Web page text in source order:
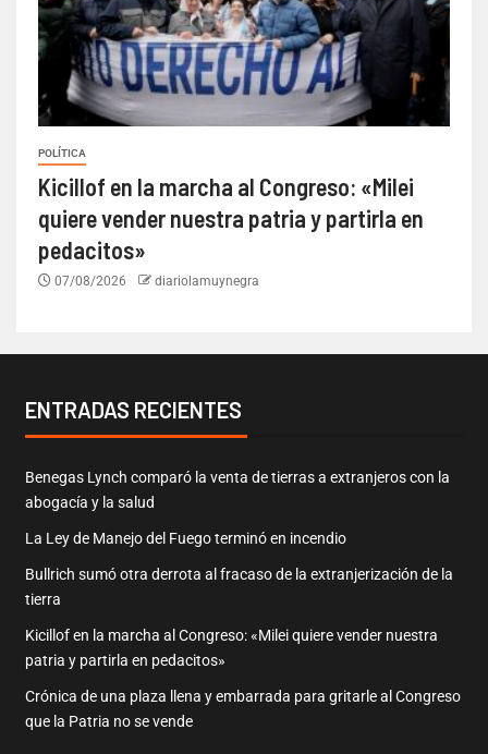
POLÍTICA
Kicillof en la marcha al Congreso: «Milei
quiere vender nuestra patria y partirla en
pedacitos»
07/08/2026 diariolamuynegra
ENTRADAS RECIENTES
Benegas Lynch comparó la venta de tierras a extranjeros con la
abogacía y la salud
La Ley de Manejo del Fuego terminó en incendio
Bullrich sumó otra derrota al fracaso de la extranjerización de la
tierra
Kicillof en la marcha al Congreso: «Milei quiere vender nuestra
patria y partirla en pedacitos»
Crónica de una plaza llena y embarrada para gritarle al Congreso
que la Patria no se vende